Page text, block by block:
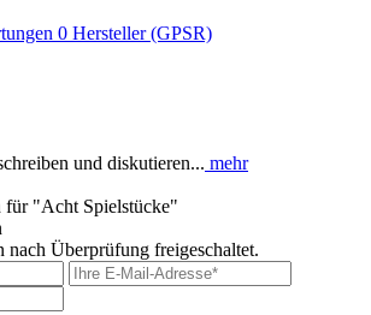
0 Hersteller (GPSR)
und diskutieren... mehr
für "Acht Spielstücke"
nach Überprüfung freigeschaltet.